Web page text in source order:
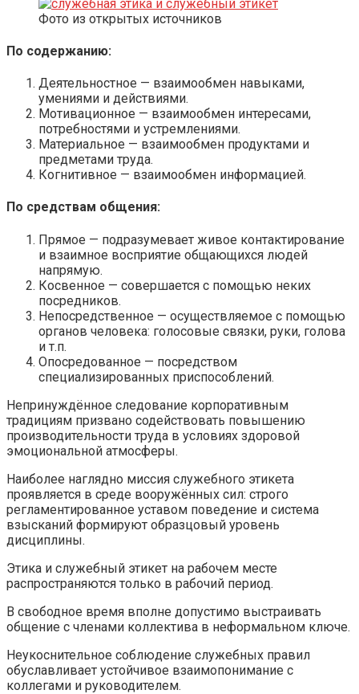
Фото из открытых источников
По содержанию:
Деятельностное — взаимообмен навыками,
умениями и действиями.
Мотивационное — взаимообмен интересами,
потребностями и устремлениями.
Материальное — взаимообмен продуктами и
предметами труда.
Когнитивное — взаимообмен информацией.
По средствам общения:
Прямое — подразумевает живое контактирование
и взаимное восприятие общающихся людей
напрямую.
Косвенное — совершается с помощью неких
посредников.
Непосредственное — осуществляемое с помощью
органов человека: голосовые связки, руки, голова
и т.п.
Опосредованное — посредством
специализированных приспособлений.
Непринуждённое следование корпоративным
традициям призвано содействовать повышению
производительности труда в условиях здоровой
эмоциональной атмосферы.
Наиболее наглядно миссия служебного этикета
проявляется в среде вооружённых сил: строго
регламентированное уставом поведение и система
взысканий формируют образцовый уровень
дисциплины.
Этика и служебный этикет на рабочем месте
распространяются только в рабочий период.
В свободное время вполне допустимо выстраивать
общение с членами коллектива в неформальном ключе.
Неукоснительное соблюдение служебных правил
обуславливает устойчивое взаимопонимание с
коллегами и руководителем.